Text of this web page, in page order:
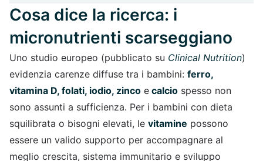
Cosa dice la ricerca: i
micronutrienti scarseggiano
Uno studio europeo (pubblicato su Clinical Nutrition)
evidenzia carenze diffuse tra i bambini: ferro,
vitamina D, folati, iodio, zinco e calcio spesso non
sono assunti a sufficienza. Per i bambini con dieta
squilibrata o bisogni elevati, le vitamine possono
essere un valido supporto per accompagnare al
meglio crescita, sistema immunitario e sviluppo